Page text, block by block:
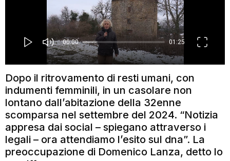
Dopo il ritrovamento di resti umani, con
indumenti femminili, in un casolare non
lontano dall’abitazione della 32enne
scomparsa nel settembre del 2024. “Notizia
appresa dai social – spiegano attraverso i
legali – ora attendiamo l’esito sul dna”. La
preoccupazione di Domenico Lanza, detto lo